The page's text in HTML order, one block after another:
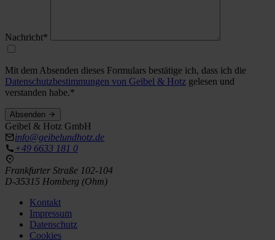
Nachricht*
Mit dem Absenden dieses Formulars bestätige ich, dass ich die
Datenschutzbestimmungen von Geibel & Hotz gelesen und
verstanden habe.*
Absenden
Geibel & Hotz GmbH
info@geibelundhotz.de
+49 6633 181 0
Frankfurter Straße 102-104
D-35315 Homberg (Ohm)
Kontakt
Impressum
Datenschutz
Cookies